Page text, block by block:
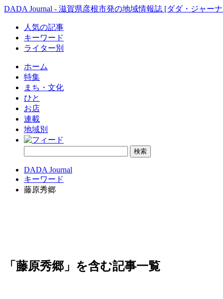
DADA Journal - 滋賀県彦根市発の地域情報誌 [ダダ・ジャー
人気の記事
キーワード
ライター別
ホーム
特集
まち・文化
ひと
お店
連載
地域別
DADA Journal
キーワード
藤原秀郷
「藤原秀郷」を含む記事一覧